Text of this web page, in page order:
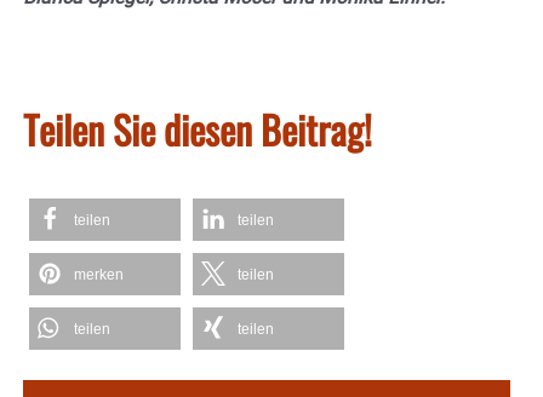
Teilen Sie diesen Beitrag!
teilen teilen
merken teilen
teilen teilen